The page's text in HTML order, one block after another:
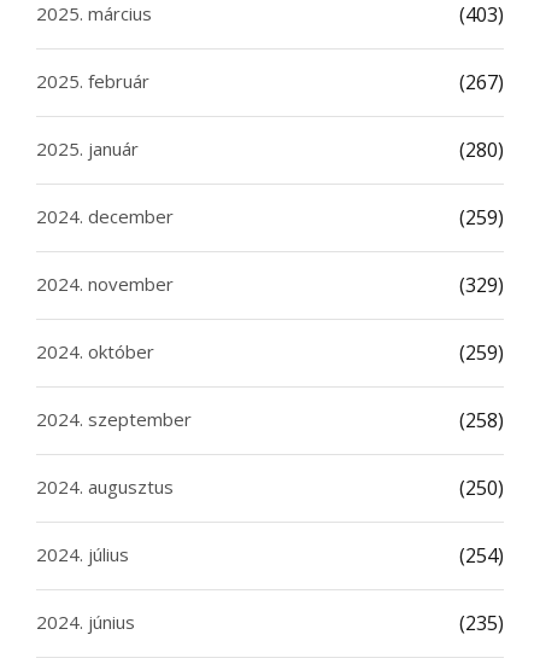
2025. március (403)
2025. február (267)
2025. január (280)
2024. december (259)
2024. november (329)
2024. október (259)
2024. szeptember (258)
2024. augusztus (250)
2024. július (254)
2024. június (235)